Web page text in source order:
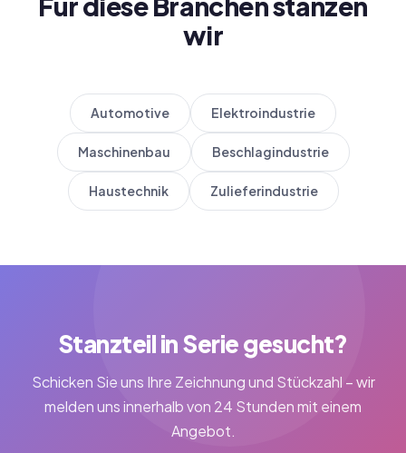
wir
Automotive Elektroindustrie
Maschinenbau Beschlagindustrie
Haustechnik Zulieferindustrie
Stanzteil in Serie gesucht?
Schicken Sie uns Ihre Zeichnung und Stückzahl – wir
melden uns innerhalb von 24 Stunden mit einem
Angebot.